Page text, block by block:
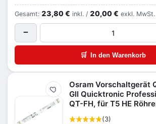
Gesamt: 23,80 € inkl. / 20,00 € exkl. MwSt.
−
🛒 In den Warenkorb
Merken
Osram Vorschaltgerät
GII Quicktronic
QT-FH, für T5 HE
(3)